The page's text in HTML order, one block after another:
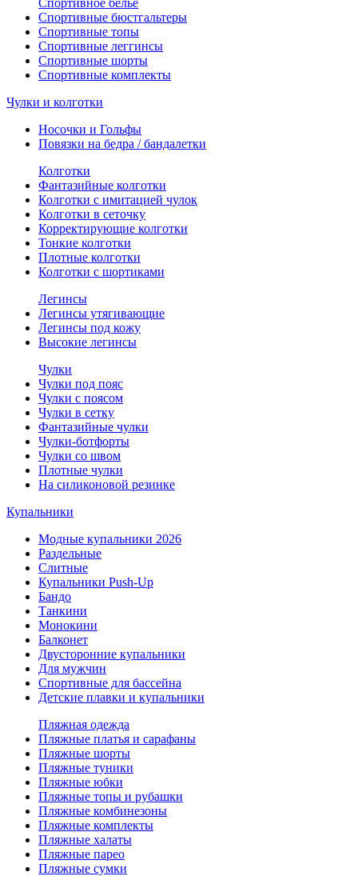
Спортивное белье
Спортивные бюстгальтеры
Спортивные топы
Спортивные леггинсы
Спортивные шорты
Спортивные комплекты
Чулки и колготки
Носочки и Гольфы
Повязки на бедра / бандалетки
Колготки
Фантазийные колготки
Колготки с имитацией чулок
Колготки в сеточку
Корректирующие колготки
Тонкие колготки
Плотные колготки
Колготки с шортиками
Легинсы
Легинсы утягивающие
Легинсы под кожу
Высокие легинсы
Чулки
Чулки под пояс
Чулки с поясом
Чулки в сетку
Фантазийные чулки
Чулки-ботфорты
Чулки со швом
Плотные чулки
На силиконовой резинке
Купальники
Модные купальники 2026
Раздельные
Слитные
Купальники Push-Up
Бандо
Танкини
Монокини
Балконет
Двусторонние купальники
Для мужчин
Спортивные для бассейна
Детские плавки и купальники
Пляжная одежда
Пляжные платья и сарафаны
Пляжные шорты
Пляжные туники
Пляжные юбки
Пляжные топы и рубашки
Пляжные комбинезоны
Пляжные комплекты
Пляжные халаты
Пляжные парео
Пляжные сумки